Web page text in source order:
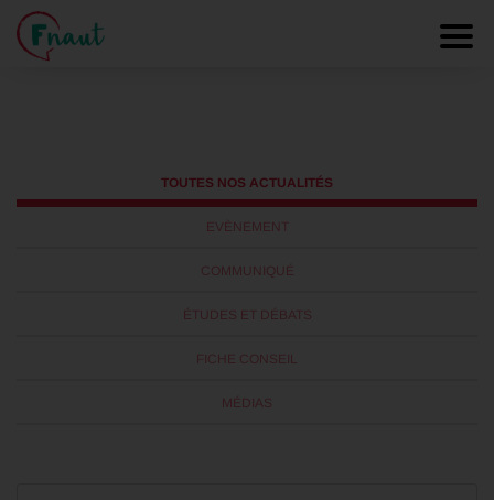
Panneau de gestion des cookies
Sécurité routière
TOUTES NOS ACTUALITÉS
EVÈNEMENT
COMMUNIQUÉ
ÉTUDES ET DÉBATS
FICHE CONSEIL
MÉDIAS